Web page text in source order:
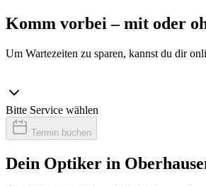
Komm vorbei – mit oder
Um Wartezeiten zu sparen, kannst du dir
Bitte Service wählen
Termin buchen
Dein Optiker in